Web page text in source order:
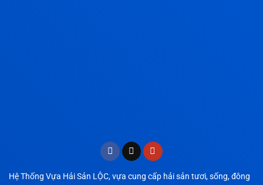
Hệ Thống Vựa Hải Sản LỘC, vựa cung cấp hải sản tươi, sống, đông